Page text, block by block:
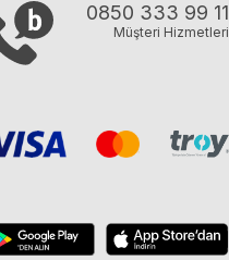
0850 333 99 11
Müşteri Hizmetleri